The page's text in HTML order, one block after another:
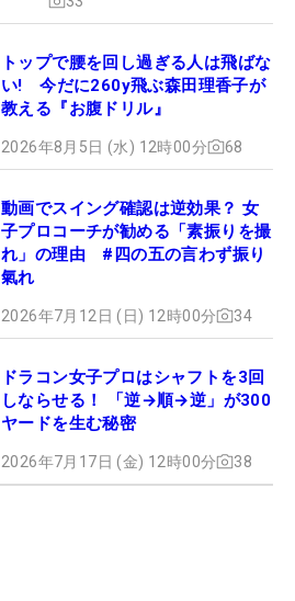
トップで腰を回し過ぎる人は飛ばな
い! 今だに260y飛ぶ森田理香子が
教える『お腹ドリル』
2026年8月5日 (水) 12時00分 68
動画でスイング確認は逆効果？ 女
子プロコーチが勧める「素振りを撮
れ」の理由 #四の五の言わず振り
氣れ
2026年7月12日 (日) 12時00分 34
ドラコン女子プロはシャフトを3回
しならせる！ 「逆→順→逆」が300
ヤードを生む秘密
2026年7月17日 (金) 12時00分 38